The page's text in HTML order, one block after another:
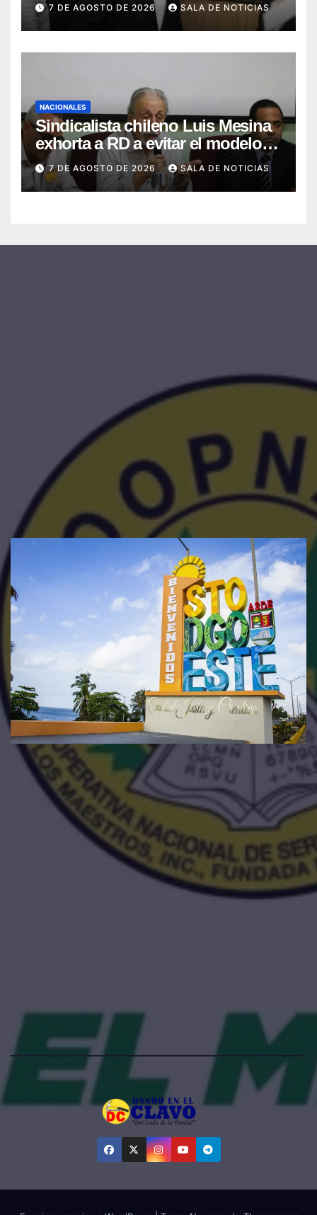
contra Adán Cáceres y
coimputados
7 DE AGOSTO DE 2026 SALA DE NOTICIAS
NACIONALES
Sindicalista chileno Luis Mesina
exhorta a RD a evitar el modelo
de AFP y apostar por un sistema
solidario
7 DE AGOSTO DE 2026 SALA DE NOTICIAS